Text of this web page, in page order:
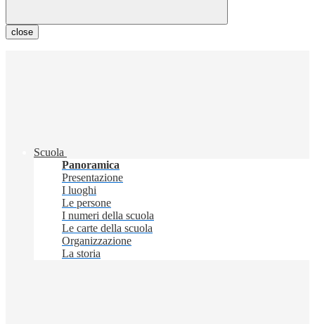
close
Scuola
Panoramica
Presentazione
I luoghi
Le persone
I numeri della scuola
Le carte della scuola
Organizzazione
La storia